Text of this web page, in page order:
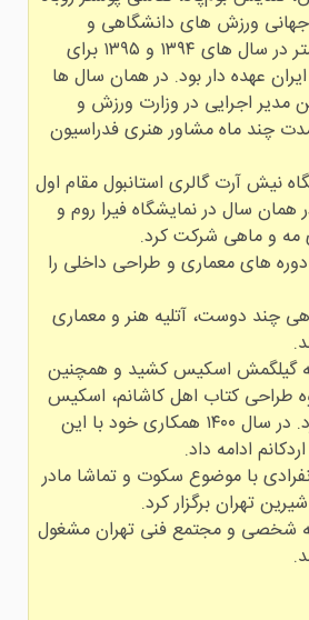
جهانی ورزش های دانشگاهی و
همینطور طراحی ۷ پوستر در سال های ۱۳۹۴ و ۱۳۹۵ برای
عهده دار بود. در همان سال ها
مدیر اجرایی در وزارت ورزش و
چند ماه مشاور هنری فدراسیون
در نمایشگاه نیش آرت گالری استانبول مقام اول
سال در نمایشگاه فیرا روم و
همچنین در سال ۱۳۹۷ دوره های معماری و طراحی داخلی را
با همراهی چند دوست، آتلیه هنر و معماری
برای مجله گیلگمش اسکیس کشید و همچنین
همراه گروه طراحی کتاب اهل کاشانم، اسکیس
های کتاب را نقاشی کرد. در سال ۱۴۰۰ همکاری خود با این
انفرادی با موضوع سکوت و تماشا مادر
شخصی و مجتمع فنی تهران مشغول